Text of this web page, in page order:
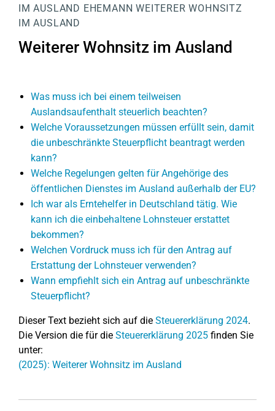
IM AUSLAND EHEMANN WEITERER WOHNSITZ
IM AUSLAND
Weiterer Wohnsitz im Ausland
Was muss ich bei einem teilweisen
Auslandsaufenthalt steuerlich beachten?
Welche Voraussetzungen müssen erfüllt sein, damit
die unbeschränkte Steuerpflicht beantragt werden
kann?
Welche Regelungen gelten für Angehörige des
öffentlichen Dienstes im Ausland außerhalb der EU?
Ich war als Erntehelfer in Deutschland tätig. Wie
kann ich die einbehaltene Lohnsteuer erstattet
bekommen?
Welchen Vordruck muss ich für den Antrag auf
Erstattung der Lohnsteuer verwenden?
Wann empfiehlt sich ein Antrag auf unbeschränkte
Steuerpflicht?
Dieser Text bezieht sich auf die Steuererklärung 2024.
Die Version die für die Steuererklärung 2025 finden Sie
unter:
(2025): Weiterer Wohnsitz im Ausland